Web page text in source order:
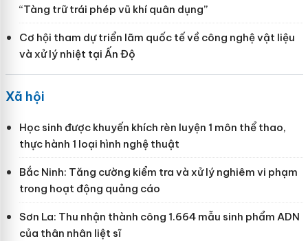
“Tàng trữ trái phép vũ khí quân dụng”
Cơ hội tham dự triển lãm quốc tế về công nghệ vật liệu
và xử lý nhiệt tại Ấn Độ
Xã hội
Học sinh được khuyến khích rèn luyện 1 môn thể thao,
thực hành 1 loại hình nghệ thuật
Bắc Ninh: Tăng cường kiểm tra và xử lý nghiêm vi phạm
trong hoạt động quảng cáo
Sơn La: Thu nhận thành công 1.664 mẫu sinh phẩm ADN
của thân nhân liệt sĩ